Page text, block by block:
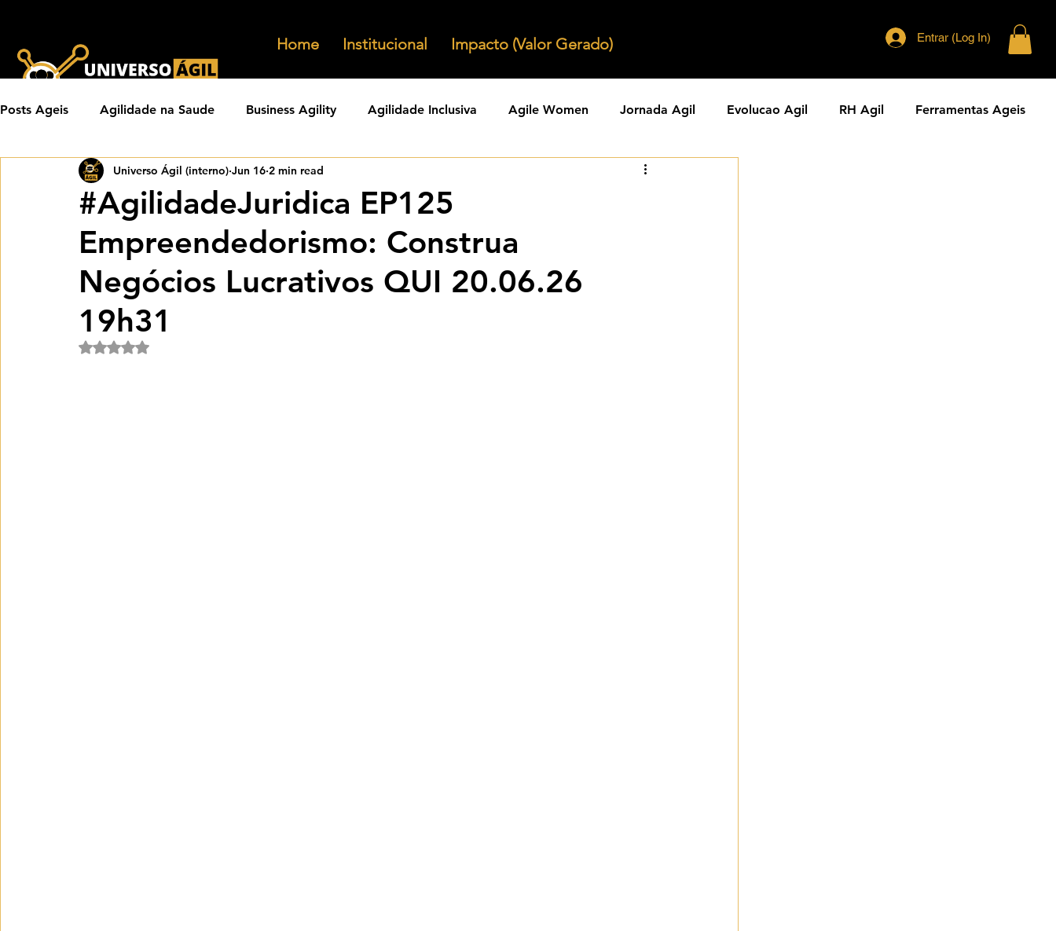
Home Institucional Impacto (Valor Gerado) Entrar (Log In)
Posts Ageis Agilidade na Saude Business Agility Agilidade Inclusiva Agile Women Jornada Agil Evolucao Agil RH Agil Ferramentas Ageis
Carreiras Ageis Agilidade em Produtos Organizacoes Ageis Jornal Agil
Eventos Ageis Agilidade Em Escala Learning Agility Comunidades Ageis
#AgilidadeJuridica EP125
Empreendedorismo: Construa
Negócios Lucrativos QUI 20.06.26
19h31
Universo Ágil (interno) Jun 16 2 min read
Rated NaN out of 5 stars.